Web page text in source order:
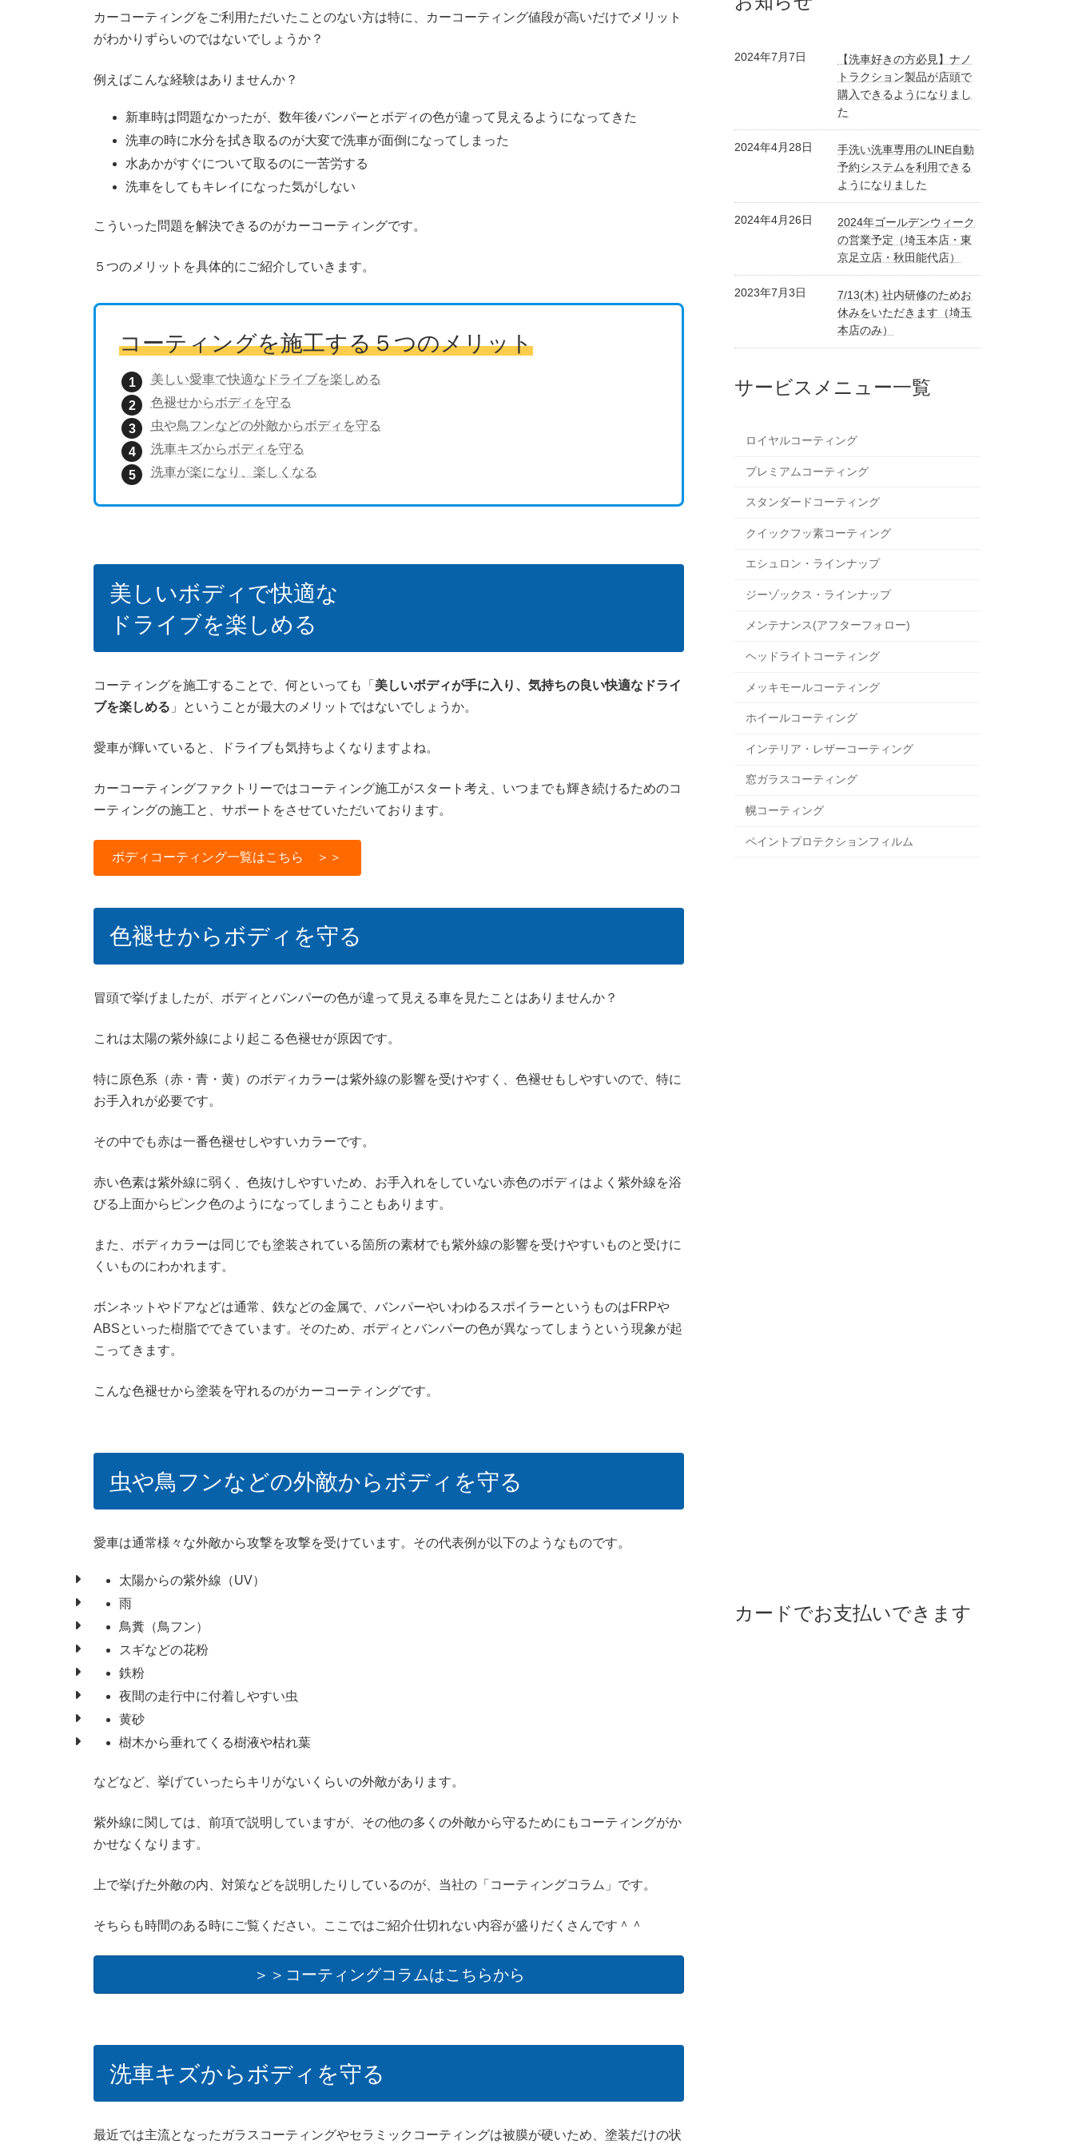
カーコーティングをご利用ただいたことのない方は特に、カーコーティング値段が高いだけでメリット
がわかりずらいのではないでしょうか？
例えばこんな経験はありませんか？
新車時は問題なかったが、数年後バンパーとボディの色が違って見えるようになってきた
洗車の時に水分を拭き取るのが大変で洗車が面倒になってしまった
水あかがすぐについて取るのに一苦労する
洗車をしてもキレイになった気がしない
こういった問題を解決できるのがカーコーティングです。
５つのメリットを具体的にご紹介していきます。
コーティングを施工する５つのメリット
美しい愛車で快適なドライブを楽しめる
色褪せからボディを守る
虫や鳥フンなどの外敵からボディを守る
洗車キズからボディを守る
洗車が楽になり、楽しくなる
美しいボディで快適な
ドライブを楽しめる
コーティングを施工することで、何といっても「 美しいボディが手に入り、気持ちの良い快適なドライ
ブを楽しめる 」ということが最大のメリットではないでしょうか。
愛車が輝いていると、ドライブも気持ちよくなりますよね。
カーコーティングファクトリーではコーティング施工がスタート考え、いつまでも輝き続けるためのコ
ーティングの施工と、サポートをさせていただいております。
ボディコーティング一覧はこちら ＞＞
色褪せからボディを守る
冒頭で挙げましたが、ボディとバンパーの色が違って見える車を見たことはありませんか？
これは太陽の紫外線により起こる色褪せが原因です。
特に原色系（赤・青・黄）のボディカラーは紫外線の影響を受けやすく、色褪せもしやすいので、特に
お手入れが必要です。
その中でも赤は一番色褪せしやすいカラーです。
赤い色素は紫外線に弱く、色抜けしやすいため、お手入れをしていない赤色のボディはよく紫外線を浴
びる上面からピンク色のようになってしまうこともあります。
また、ボディカラーは同じでも塗装されている箇所の素材でも紫外線の影響を受けやすいものと受けに
くいものにわかれます。
ボンネットやドアなどは通常、鉄などの金属で、バンパーやいわゆるスポイラーというものはFRPや
ABSといった樹脂でできています。そのため、ボディとバンパーの色が異なってしまうという現象が起
こってきます。
こんな色褪せから塗装を守れるのがカーコーティングです。
虫や鳥フンなどの外敵からボディを守る
愛車は通常様々な外敵から攻撃を攻撃を受けています。その代表例が以下のようなものです。
太陽からの紫外線（UV）
雨
鳥糞（鳥フン）
スギなどの花粉
鉄粉
夜間の走行中に付着しやすい虫
黄砂
樹木から垂れてくる樹液や枯れ葉
などなど、挙げていったらキリがないくらいの外敵があります。
紫外線に関しては、前項で説明していますが、その他の多くの外敵から守るためにもコーティングがか
かせなくなります。
上で挙げた外敵の内、対策などを説明したりしているのが、当社の「コーティングコラム」です。
そちらも時間のある時にご覧ください。ここではご紹介仕切れない内容が盛りだくさんです＾＾
＞＞コーティングコラムはこちらから
洗車キズからボディを守る
最近では主流となったガラスコーティングやセラミックコーティングは被膜が硬いため、塗装だけの状
2024年7月7日
【洗車好きの方必見】ナノ
トラクション製品が店頭で
購入できるようになりまし
た
2024年4月28日
手洗い洗車専用のLINE自動
予約システムを利用できる
ようになりました
2024年4月26日
2024年ゴールデンウィーク
の営業予定（埼玉本店・東
京足立店・秋田能代店）
2023年7月3日
7/13(木) 社内研修のためお
休みをいただきます（埼玉
本店のみ）
サービスメニュー一覧
ロイヤルコーティング
プレミアムコーティング
スタンダードコーティング
クイックフッ素コーティング
エシュロン・ラインナップ
ジーゾックス・ラインナップ
メンテナンス(アフターフォロー)
ヘッドライトコーティング
メッキモールコーティング
ホイールコーティング
インテリア・レザーコーティング
窓ガラスコーティング
幌コーティング
ペイントプロテクションフィルム
カードでお支払いできます